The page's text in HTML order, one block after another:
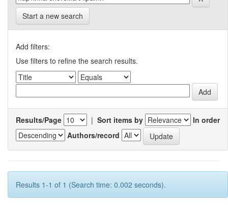
Start a new search
Add filters:
Use filters to refine the search results.
Results/Page | Sort items by
In order
Authors/record
Results 1-1 of 1 (Search time: 0.002 seconds).